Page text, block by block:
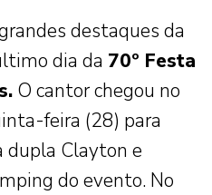
destaques da
dia da 70º Festa
O cantor chegou no
feira (28) para
dupla Clayton e
do evento. No